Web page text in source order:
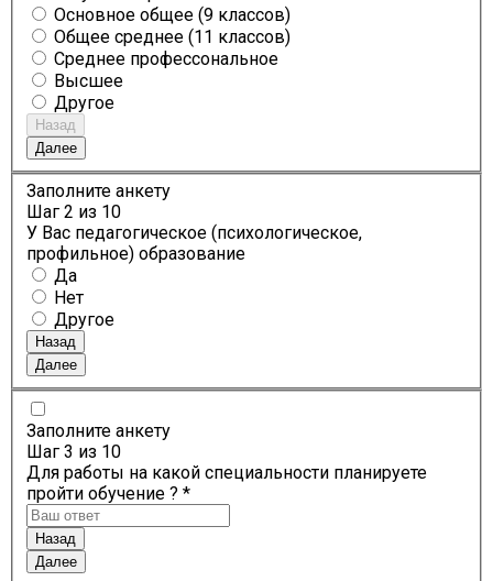
Основное общее (9 классов)
Общее среднее (11 классов)
Среднее профессональное
Высшее
Другое
Назад
Далее
Заполните анкету
Шаг 2 из 10
У Вас педагогическое (психологическое,
профильное) образование
Да
Нет
Другое
Назад
Далее
Заполните анкету
Шаг 3 из 10
Для работы на какой специальности планируете
пройти обучение ? *
Назад
Далее